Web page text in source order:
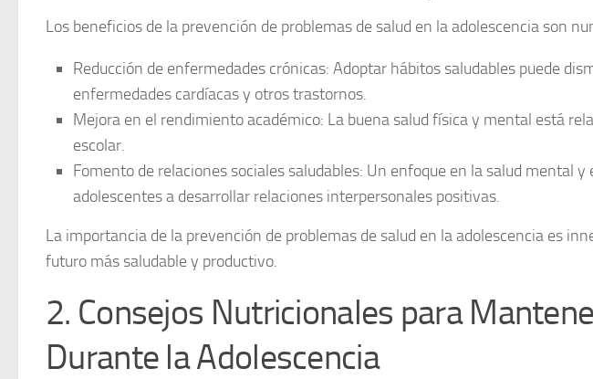
Los beneficios de la prevención de problemas de salud en la adolescencia son
Reducción de enfermedades crónicas: Adoptar hábitos saludables puede
enfermedades cardíacas y otros trastornos.
Mejora en el rendimiento académico: La buena salud física y mental está
escolar.
Fomento de relaciones sociales saludables: Un enfoque en la salud mental y
adolescentes a desarrollar relaciones interpersonales positivas.
La importancia de la prevención de problemas de salud en la adolescencia es
futuro más saludable y productivo.
2. Consejos Nutricionales para
Durante la Adolescencia